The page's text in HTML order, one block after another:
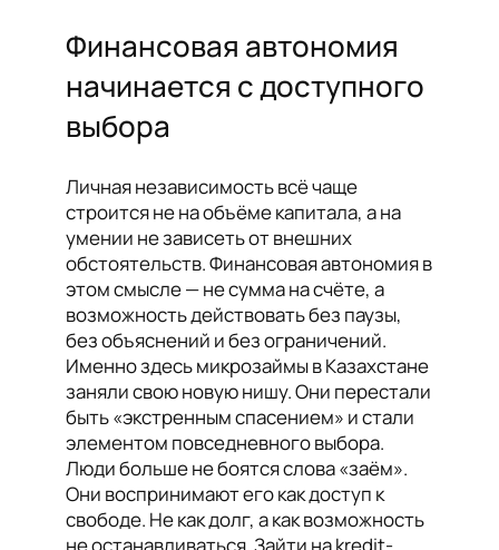
Финансовая автономия
начинается с доступного
выбора
Личная независимость всё чаще
строится не на объёме капитала, а на
умении не зависеть от внешних
обстоятельств. Финансовая автономия в
этом смысле — не сумма на счёте, а
возможность действовать без паузы,
без объяснений и без ограничений.
Именно здесь микрозаймы в Казахстане
заняли свою новую нишу. Они перестали
быть «экстренным спасением» и стали
элементом повседневного выбора.
Люди больше не боятся слова «заём».
Они воспринимают его как доступ к
свободе. Не как долг, а как возможность